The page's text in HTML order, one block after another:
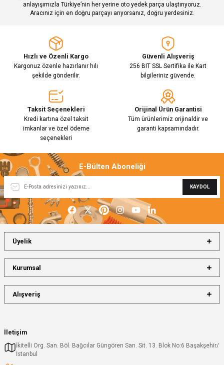
anlayışımızla Türkiye’nin her yerine oto yedek parça ulaştırıyoruz.
Aracınız için en doğru parçayı arıyorsanız, doğru yerdesiniz.
Hızlı ve Özenli Kargo
Kargonuz özenle hazırlanır hılı
şekilde gönderilir.
Güvenli Alışveriş
256 BIT SSL Sertifika ile Kart
bilgileriniz güvende.
Taksit Seçenekleri
Kredi kartına özel taksit
imkanlar ve özel ödeme
seçenekleri
Orijinal Ürün Garantisi
Tüm ürünlerimiz orijinaldir ve
garanti kapsamındadır.
E-Bülten Aboneliği
KAYDOL
İletişim
İkitelli Org. San. Böl. Bağcılar Güngören San. Sit. 13. Blok No:6 Başakşehir/
İstanbul
Üyelik
Kurumsal
Alışveriş